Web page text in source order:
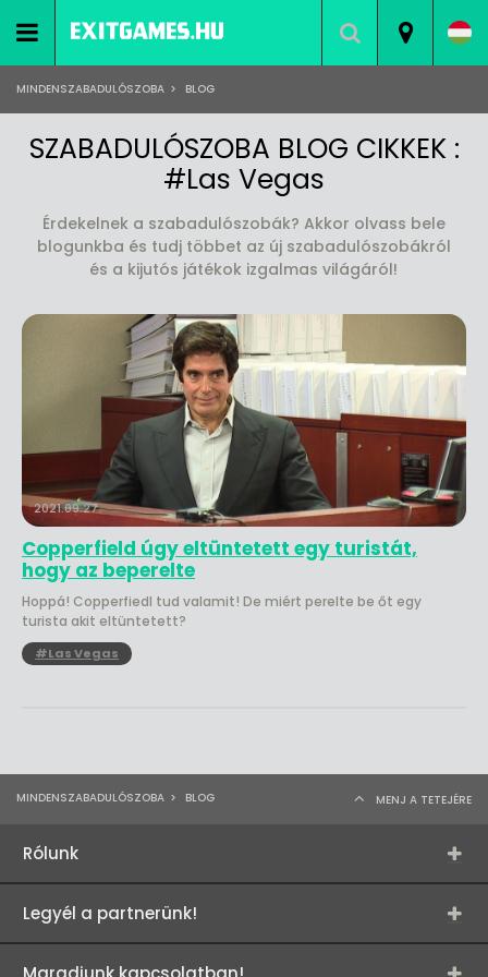
MINDENSZABADULÓSZOBA > BLOG
SZABADULÓSZOBA BLOG CIKKEK :
#Las Vegas
Érdekelnek a szabadulószobák? Akkor olvass bele
blogunkba és tudj többet az új szabadulószobákról
és a kijutós játékok izgalmas világáról!
2021.09.27.
Copperfield úgy eltüntetett egy turistát,
hogy az beperelte
Hoppá! Copperfiedl tud valamit! De miért perelte be őt egy
turista akit eltüntetett?
#Las Vegas
MINDENSZABADULÓSZOBA > BLOG MENJ A TETEJÉRE
Rólunk
Legyél a partnerünk!